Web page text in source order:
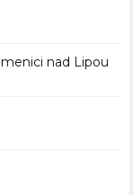
nad Lipou